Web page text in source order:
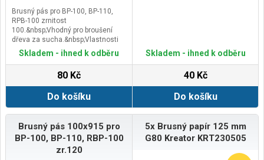
Brusný pás pro BP-100, BP-110,
RPB-100 zrnitost
100.&nbsp;Vhodný pro broušení
dřeva za sucha.&nbsp;Vlastnosti
vhodný na broušení v pásových
bruskách&nbsp;provedení bez
děr&nbsp;podklad -
plátno&nbsp;posyp – korund
(polootevřená
struktura)&nbsp;pojivo – syntetická
Skladem - ihned k odběru
80 Kč
Do košíku
Skladem - ihned k odběru
40 Kč
Do košíku
Brusný pás 100x915 pro
BP-100, BP-110, RBP-100
zr.120
5x Brusný papír 125 mm
G80 Kreator KRT230505